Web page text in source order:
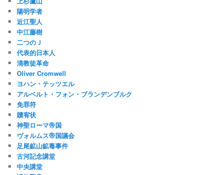
陽明学者
近江聖人
中江藤樹
二つのＪ
代表的日本人
清教徒革命
Oliver Cromwell
ヨハン・テッツエル
アルベルト・フォン・ブランデンブルク
免罪符
贖宥状
神聖ローマ帝国
ヴォルムス帝国議会
足尾鉱山鉱毒事件
古河記念講堂
中央講堂